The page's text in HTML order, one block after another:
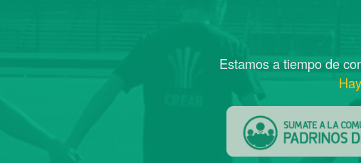
Estamos a tiempo de